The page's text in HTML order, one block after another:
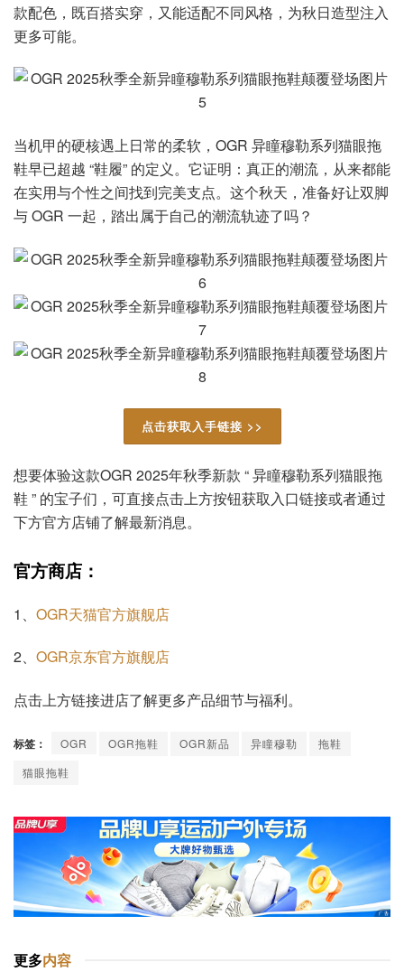
款配色，既百搭实穿，又能适配不同风格，为秋日造型注入
更多可能。
当机甲的硬核遇上日常的柔软，OGR 异瞳穆勒系列猫眼拖
鞋早已超越 “鞋履” 的定义。它证明：真正的潮流，从来都能
在实用与个性之间找到完美支点。这个秋天，准备好让双脚
与 OGR 一起，踏出属于自己的潮流轨迹了吗？
点击获取入手链接 >>
想要体验这款OGR 2025年秋季新款 “ 异瞳穆勒系列猫眼拖
鞋 ” 的宝子们，可直接点击上方按钮获取入口链接或者通过
下方官方店铺了解最新消息。
官方商店：
1、 OGR天猫官方旗舰店
2、 OGR京东官方旗舰店
点击上方链接进店了解更多产品细节与福利。
标签： OGR OGR拖鞋 OGR新品 异瞳穆勒
拖鞋
猫眼拖鞋
更多内容